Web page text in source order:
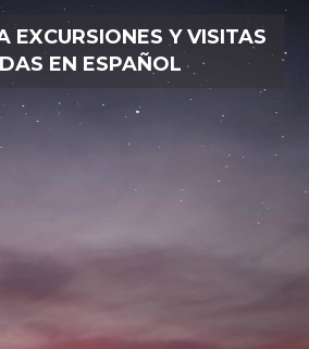
EXCURSIONES Y VISITAS
EN ESPAÑOL